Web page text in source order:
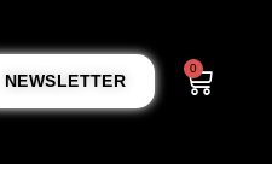
NEWSLETTER
0